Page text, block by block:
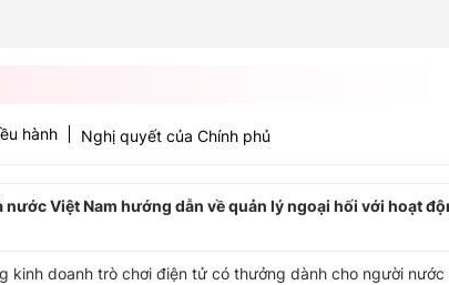
Kế
hành Nghị quyết của Chính phủ
Việt Nam hướng dẫn về quản lý ngoại hối với hoạt
kinh doanh trò chơi điện tử có thưởng dành cho người nước